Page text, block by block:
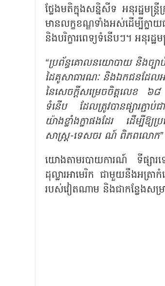
ថ្លែងមតិក្នុងសន្និសីទ អនុរដ្ឋម
មានលក្ខខណ្ឌទាំងអស់ដើម្បីក្លា
និងបរិក្ខារពេទ្យទំនើបៗ។ អនុរ
“ប្រព័ន្ធគោលនយោបាយ និងច្បាប់ច
ដៃគូសាធារណៈ និងឯកជនដែលអ
នៃសេចក្តីសម្រេចចិត្តលេខ ៦
ទំនើប ដែលត្រូវបានផ្សារភ្ជា
យ៉ាងខ្លាំងក្លាផងដែរ ដើម្បីឱ្
សាស្រ្ត-ទេសចរ ណ៍ ពិភពលោក
យោងតាមរបាយការណ៍ ទីផ្សា
ដុល្លារអាមេរិក ជាមួយនឹងអត្
របស់វៀតណាម និងជាកន្លែងសម្